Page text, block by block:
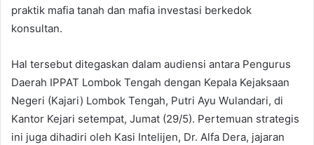
praktik mafia tanah dan mafia investasi berkedok
konsultan.
​Hal tersebut ditegaskan dalam audiensi antara Pengurus
Daerah IPPAT Lombok Tengah dengan Kepala Kejaksaan
Negeri (Kajari) Lombok Tengah, Putri Ayu Wulandari, di
Kantor Kejari setempat, Jumat (29/5). Pertemuan strategis
ini juga dihadiri oleh Kasi Intelijen, Dr. Alfa Dera, jajaran